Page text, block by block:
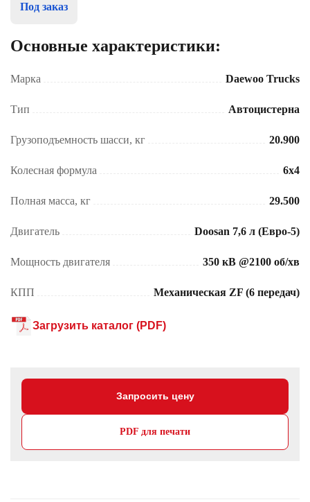
Под заказ
Основные характеристики:
Марка Daewoo Trucks
Тип Автоцистерна
Грузоподъемность шасси, кг 20.900
Колесная формула 6x4
Полная масса, кг 29.500
Двигатель Doosan 7,6 л (Евро-5)
Мощность двигателя 350 кВ @2100 об/хв
КПП Механическая ZF (6 передач)
Загрузить каталог (PDF)
Запросить цену
PDF для печати